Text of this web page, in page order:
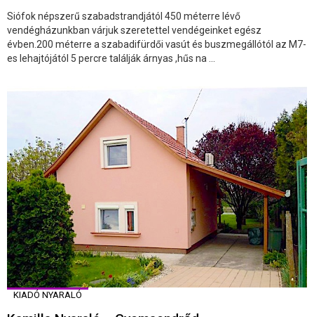
Siófok népszerű szabadstrandjától 450 méterre lévő
vendégházunkban várjuk szeretettel vendégeinket egész
évben.200 méterre a szabadifürdői vasút és buszmegállótól az M7-
es lehajtójától 5 percre találják árnyas ,hűs na ...
KIADÓ NYARALÓ